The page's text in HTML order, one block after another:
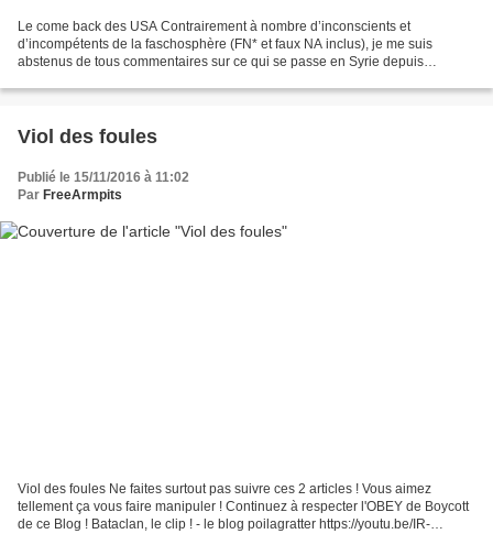
Le come back des USA Contrairement à nombre d’inconscients et
d’incompétents de la faschosphère (FN* et faux NA inclus), je me suis
abstenus de tous commentaires sur ce qui se passe en Syrie depuis
Viol des foules
Publié le 15/11/2016 à 11:02
Par FreeArmpits
Viol des foules Ne faites surtout pas suivre ces 2 articles ! Vous aimez
tellement ça vous faire manipuler ! Continuez à respecter l'OBEY de Boycott
de ce Blog ! Bataclan, le clip ! - le blog poilagratter https://youtu.be/IR-